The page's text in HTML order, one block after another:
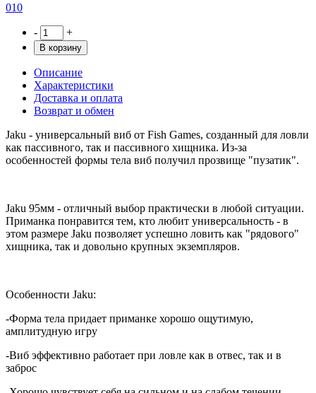
010
- +
В корзину
Описание
Характеристики
Доставка и оплата
Возврат и обмен
Jaku - универсальный виб от Fish Games, созданный для ловли
как пассивного, так и пассивного хищника. Из-за
особенностей формы тела виб получил прозвище "пузатик".
Jaku 95мм - отличный выбор практически в любой ситуации.
Приманка понравится тем, кто любит универсальность - в
этом размере Jaku позволяет успешно ловить как "рядового"
хищника, так и довольно крупных экземпляров.
Особенности Jaku:
-Форма тела придает приманке хорошо ощутимую,
амплитудную игру
-Виб эффективно работает при ловле как в отвес, так и в
заброс